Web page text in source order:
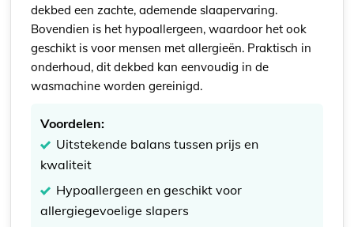
dekbed een zachte, ademende slaapervaring.
Bovendien is het hypoallergeen, waardoor het ook
geschikt is voor mensen met allergieën. Praktisch in
onderhoud, dit dekbed kan eenvoudig in de
wasmachine worden gereinigd.
Voordelen:
Uitstekende balans tussen prijs en
kwaliteit
Hypoallergeen en geschikt voor
allergiegevoelige slapers